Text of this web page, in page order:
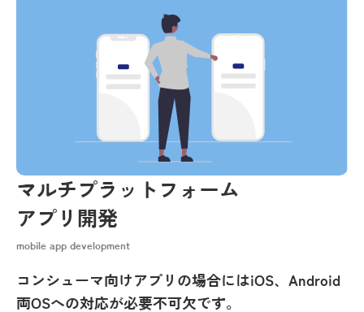
マルチプラットフォーム
アプリ開発
mobile app development
コンシューマ向けアプリの場合にはiOS、 Android
両OSへの対応が必要不可欠です。